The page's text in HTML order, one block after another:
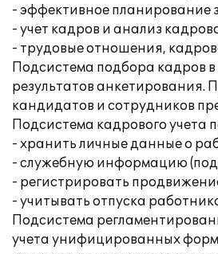
- эффективное планирование
- учет кадров и анализ
- трудовые отношения,
Подсистема подбора кадров
результатов анкетирования.
кандидатов и сотрудников
Подсистема кадрового учета
- хранить личные данные о
- служебную информацию
- регистрировать
- учитывать отпуска
Подсистема
учета унифицированных форм